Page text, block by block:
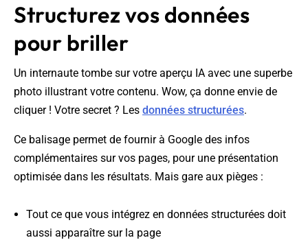
Structurez vos données
pour briller
Un internaute tombe sur votre aperçu IA avec une superbe
photo illustrant votre contenu. Wow, ça donne envie de
cliquer ! Votre secret ? Les données structurées.
Ce balisage permet de fournir à Google des infos
complémentaires sur vos pages, pour une présentation
optimisée dans les résultats. Mais gare aux pièges :
Tout ce que vous intégrez en données structurées doit
aussi apparaître sur la page